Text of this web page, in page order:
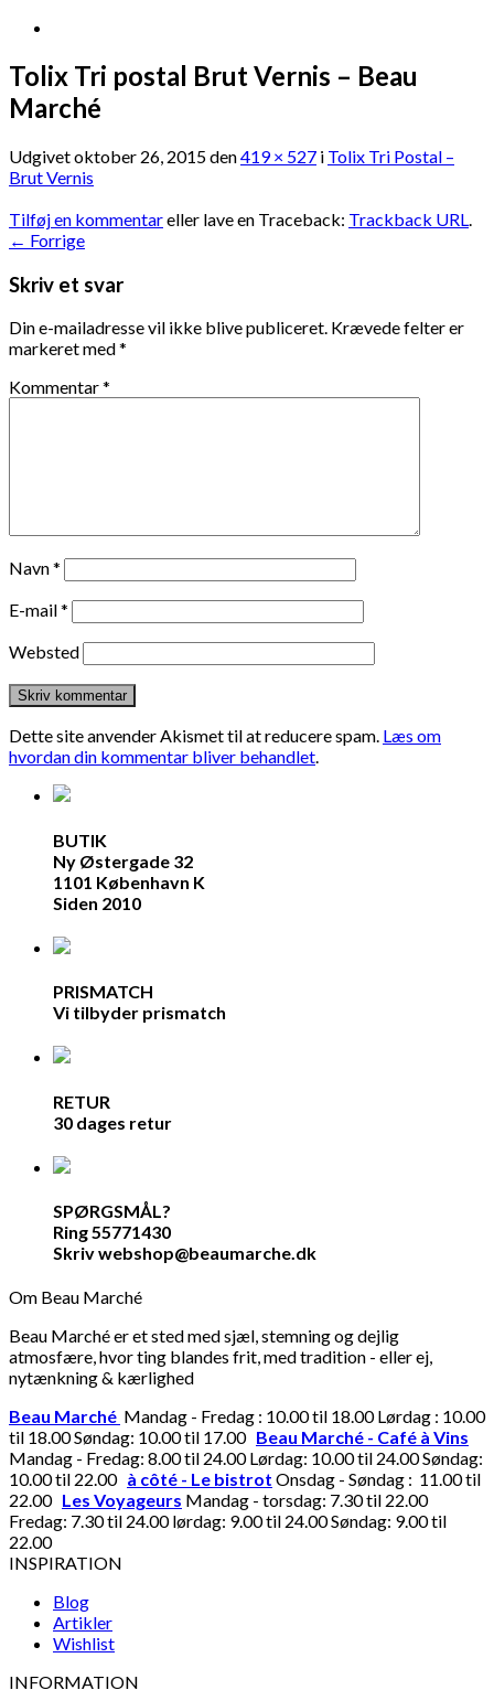
Tolix Tri postal Brut Vernis – Beau
Marché
Udgivetoktober 26, 2015den419 × 527 i Tolix Tri Postal –
Brut Vernis
Tilføj en kommentareller lave en Traceback: Trackback URL.
← Forrige
Skriv et svar
Din e-mailadresse vil ikke blive publiceret. Krævede felter er
markeret med*
Kommentar*
Navn*
E-mail*
Websted
Dette site anvender Akismet til at reducere spam. Læs om
hvordan din kommentar bliver behandlet.
BUTIK
Ny Østergade 32
1101 København K
Siden 2010
PRISMATCH
Vi tilbyder prismatch
RETUR
30 dages retur
SPØRGSMÅL?
Ring 55771430
Skriv webshop@beaumarche.dk
Om Beau Marché
Beau Marché er et sted med sjæl, stemning og dejlig
atmosfære, hvor ting blandes frit, med tradition - eller ej,
nytænkning & kærlighed
Beau Marché Mandag - Fredag : 10.00 til 18.00 Lørdag : 10.00
til 18.00 Søndag: 10.00 til 17.00 Beau Marché - Café à Vins
Mandag - Fredag: 8.00 til 24.00 Lørdag: 10.00 til 24.00 Søndag:
10.00 til 22.00 à côté - Le bistrot Onsdag - Søndag : 11.00 til
22.00 Les Voyageurs Mandag - torsdag: 7.30 til 22.00
Fredag: 7.30 til 24.00 lørdag: 9.00 til 24.00 Søndag: 9.00 til
22.00
INSPIRATION
Blog
Artikler
Wishlist
INFORMATION